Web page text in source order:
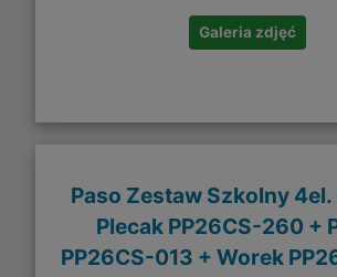
Galeria zdjęć
Paso Zestaw Szkolny 4el.
Plecak PP26CS-260 +
PP26CS-013 + Worek